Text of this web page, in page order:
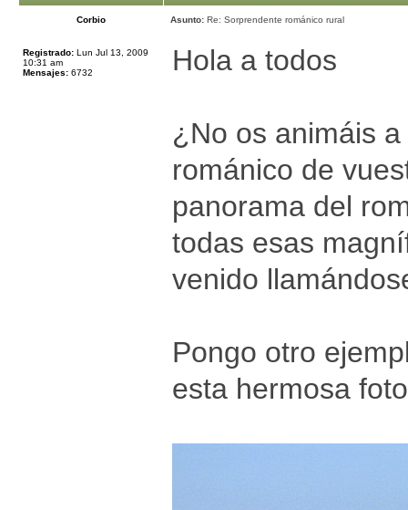
Corbio Asunto: Re: Sorprendente románico rural
Registrado: Lun Jul 13, 2009
10:31 am
Mensajes: 6732 Hola a todos
¿No os animáis
románico de
panorama del
todas esas
venido
Pongo otro
esta hermosa